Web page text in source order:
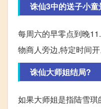
诛仙3中的送子小
每周六的早零点到晚
物商人旁边,特定时间开
诛仙大师姐结局?
如果大师姐是指陆雪